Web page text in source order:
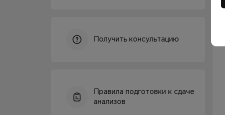
Получить консультацию
Правила подготовки к сдаче
анализов